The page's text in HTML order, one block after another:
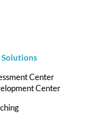
Solutions
Center
Center